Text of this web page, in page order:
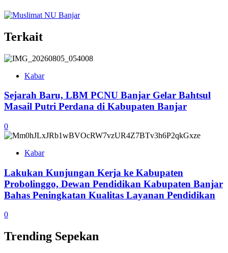
Terkait
Kabar
Sejarah Baru, LBM PCNU Banjar Gelar Bahtsul
Masail Putri Perdana di Kabupaten Banjar
0
Kabar
Lakukan Kunjungan Kerja ke Kabupaten
Probolinggo, Dewan Pendidikan Kabupaten Banjar
Bahas Peningkatan Kualitas Layanan Pendidikan
0
Trending Sepekan